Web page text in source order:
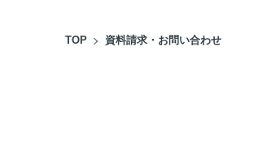
TOP 資料請求・お問い合わせ